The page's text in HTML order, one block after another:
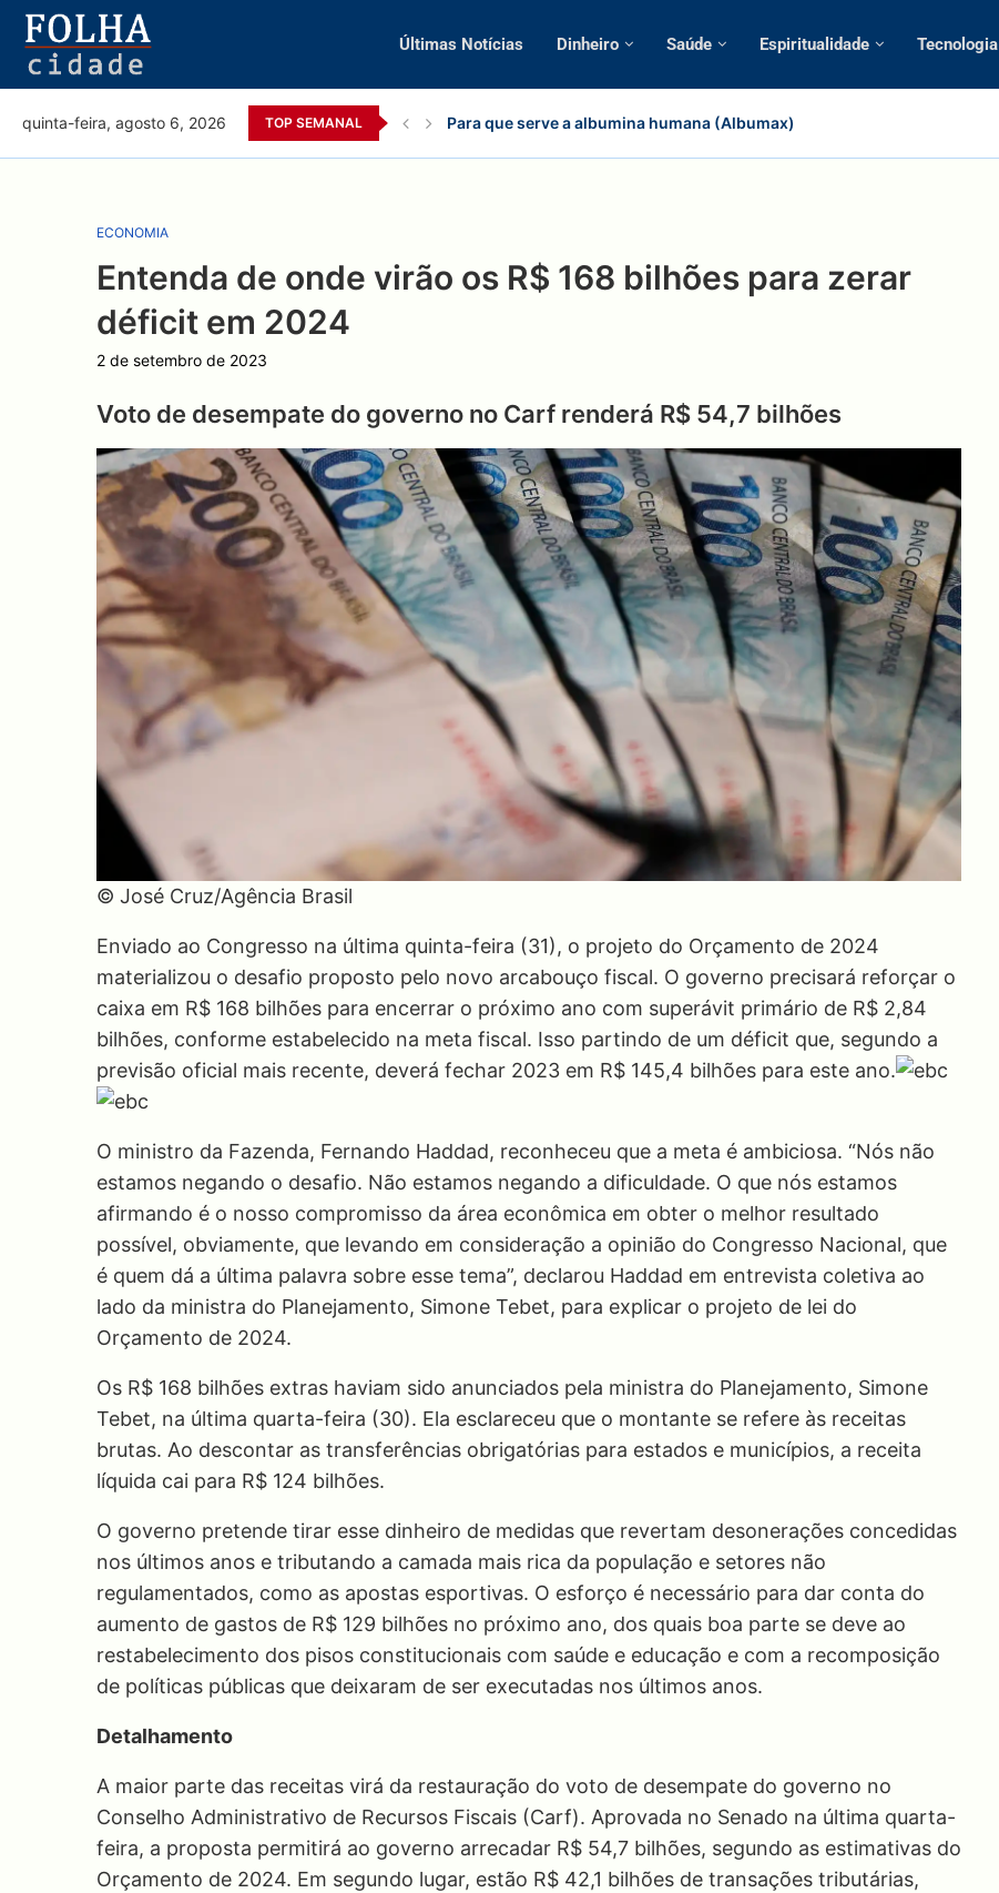
Últimas Notícias Dinheiro Saúde Espiritualidade Tecnologia
quinta-feira, agosto 6, 2026 TOP SEMANAL Para que serve a albumina humana (Albumax)
ECONOMIA
Entenda de onde virão os R$ 168 bilhões para zerar
déficit em 2024
2 de setembro de 2023
Voto de desempate do governo no Carf renderá R$ 54,7 bilhões
© José Cruz/Agência Brasil
Enviado ao Congresso na última quinta-feira (31), o projeto do Orçamento de 2024
materializou o desafio proposto pelo novo arcabouço fiscal. O governo precisará reforçar o
caixa em R$ 168 bilhões para encerrar o próximo ano com superávit primário de R$ 2,84
bilhões, conforme estabelecido na meta fiscal. Isso partindo de um déficit que, segundo a
previsão oficial mais recente, deverá fechar 2023 em R$ 145,4 bilhões para este ano.
O ministro da Fazenda, Fernando Haddad, reconheceu que a meta é ambiciosa. “Nós não
estamos negando o desafio. Não estamos negando a dificuldade. O que nós estamos
afirmando é o nosso compromisso da área econômica em obter o melhor resultado
possível, obviamente, que levando em consideração a opinião do Congresso Nacional, que
é quem dá a última palavra sobre esse tema”, declarou Haddad em entrevista coletiva ao
lado da ministra do Planejamento, Simone Tebet, para explicar o projeto de lei do
Orçamento de 2024.
Os R$ 168 bilhões extras haviam sido anunciados pela ministra do Planejamento, Simone
Tebet, na última quarta-feira (30). Ela esclareceu que o montante se refere às receitas
brutas. Ao descontar as transferências obrigatórias para estados e municípios, a receita
líquida cai para R$ 124 bilhões.
O governo pretende tirar esse dinheiro de medidas que revertam desonerações concedidas
nos últimos anos e tributando a camada mais rica da população e setores não
regulamentados, como as apostas esportivas. O esforço é necessário para dar conta do
aumento de gastos de R$ 129 bilhões no próximo ano, dos quais boa parte se deve ao
restabelecimento dos pisos constitucionais com saúde e educação e com a recomposição
de políticas públicas que deixaram de ser executadas nos últimos anos.
Detalhamento
A maior parte das receitas virá da restauração do voto de desempate do governo no
Conselho Administrativo de Recursos Fiscais (Carf). Aprovada no Senado na última quarta-
feira, a proposta permitirá ao governo arrecadar R$ 54,7 bilhões, segundo as estimativas do
Orçamento de 2024. Em segundo lugar, estão R$ 42,1 bilhões de transações tributárias,